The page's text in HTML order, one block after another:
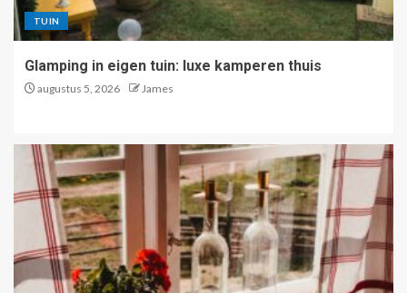
TUIN
Glamping in eigen tuin: luxe kamperen thuis
augustus 5, 2026 James